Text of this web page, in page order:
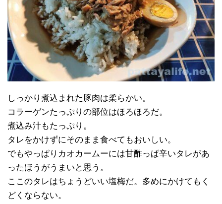
しっかり煮込まれた豚肉は柔らかい。
コラーゲンたっぷりの部位はほろほろだ。
煮込み汁もたっぷり。
タレをかけずにそのまま食べてもおいしい。
でもやっぱりカオカームーには甘酢っぱ辛いタレがあ
ったほうがうまいと思う。
ここのタレはちょうどいい塩梅だ。多めにかけてもく
どくならない。